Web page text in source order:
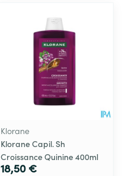
Klorane
Klorane Capil. Sh
Croissance Quinine 400ml
18,50 €